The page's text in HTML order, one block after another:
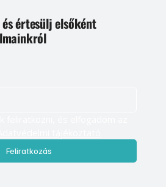
értesülj elsőként
Feliratkozás